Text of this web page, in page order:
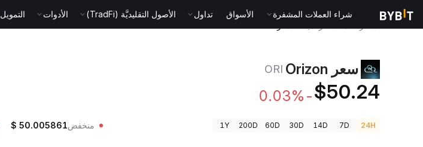
شراء العملات المشفرة الأسواق تداول الأصول التقليديَّة (TradFi) الأدوات التمويل
سعر Orizon ORI
$50.24
-0.03%
24H
7D
14D
30D
60D
200D
1Y منخفض $ 50.005861